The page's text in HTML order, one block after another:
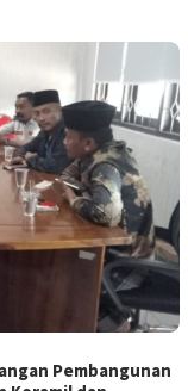
Pembangunan